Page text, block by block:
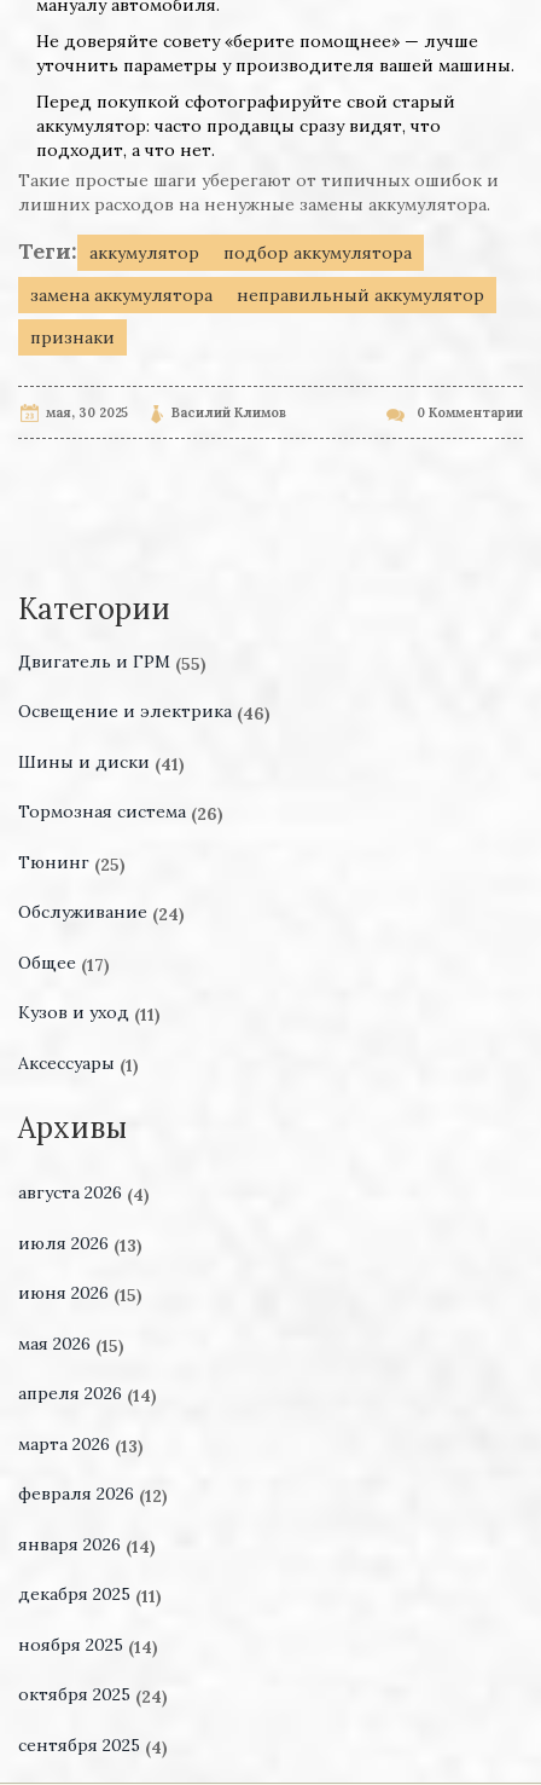
мануалу автомобиля.
Не доверяйте совету «берите помощнее» — лучше
уточнить параметры у производителя вашей машины.
Перед покупкой сфотографируйте свой старый
аккумулятор: часто продавцы сразу видят, что
подходит, а что нет.
Такие простые шаги уберегают от типичных ошибок и
лишних расходов на ненужные замены аккумулятора.
Теги: аккумулятор
подбор аккумулятора
замена аккумулятора
неправильный аккумулятор
признаки
мая, 30 2025 Василий Климов 0 Комментарии
Категории
Двигатель и ГРМ (55)
Освещение и электрика (46)
Шины и диски (41)
Тормозная система (26)
Тюнинг (25)
Обслуживание (24)
Общее (17)
Кузов и уход (11)
Аксессуары (1)
Архивы
августа 2026 (4)
июля 2026 (13)
июня 2026 (15)
мая 2026 (15)
апреля 2026 (14)
марта 2026 (13)
февраля 2026 (12)
января 2026 (14)
декабря 2025 (11)
ноября 2025 (14)
октября 2025 (24)
сентября 2025 (4)